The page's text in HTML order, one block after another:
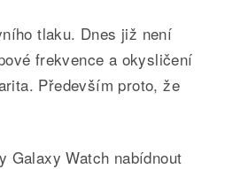
tlaku. Dnes již není
frekvence a okysličení
Především proto, že
Galaxy Watch nabídnout